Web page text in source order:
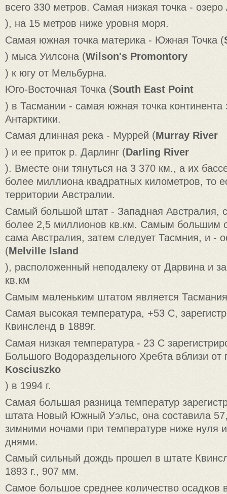
всего 330 метров. Самая низкая точка -
), на 15 метров ниже уровня моря.
Самая южная точка материка - Южная Точка (
) мыса Уилсона (Wilson's Promontory
) к югу от Мельбурна.
Юго-Восточная Точка (South East Point
) в Тасмании - самая южная точка континента
Антарктики.
Самая длинная река - Муррей (Murray River
) и ee приток р. Дарлинг (Darling River
). Вместе они тянуться на 3 370 км., а их
более миллиона квадратных километров, то
территории Австралии.
Самый большой штат - Западная Австралия,
более 2,5 миллионов кв.км. Самым большим
сама Австралия, затем следует Тасмния, и -
(Melville Island
), расположенный неподалеку от Дарвина и
кв.км
Самым маленьким штатом является
Самая высокая температура, +53 С,
Квинсленд в 1889г.
Самая низкая температура - 23 С
Большого Водораздельного Хребта вблизи
Kosciuszko
) в 1994 г.
Самая большая разница температур
штата Новый Южный Уэльс, она составила
зимними ночами при температуре ниже нуля
днями.
Самый сильный дождь прошел в штате
1893 г., 907 мм.
Самое большое среднее количество осадков